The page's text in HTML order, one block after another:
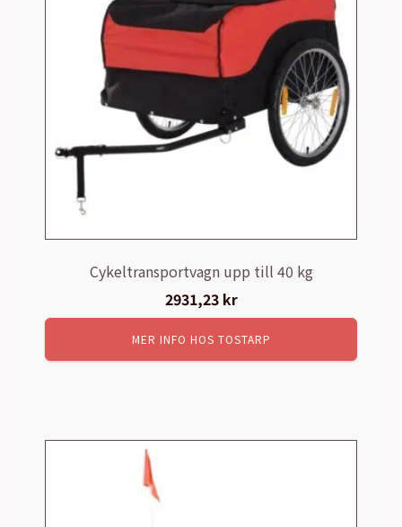
Cykeltransportvagn upp till 40 kg
2931,23 kr
MER INFO HOS TOSTARP